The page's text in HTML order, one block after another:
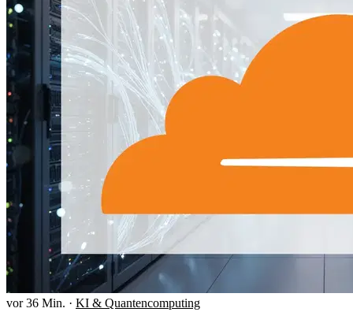
vor 36 Min. · KI & Quantencomputing